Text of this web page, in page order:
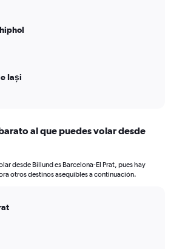
Iași
al que puedes volar desde
desde Billund es Barcelona-El Prat, pues hay
otros destinos asequibles a continuación.